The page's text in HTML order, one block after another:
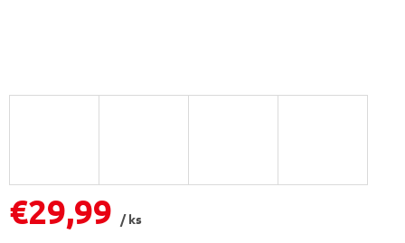
€29,99
/ ks